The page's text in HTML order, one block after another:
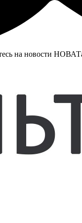
на новости